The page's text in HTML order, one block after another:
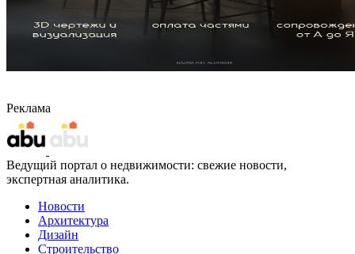
Реклама
Ведущий портал о недвижимости: свежие новости,
экспертная аналитика.
Новости
Архитектура
Дизайн
Строительство